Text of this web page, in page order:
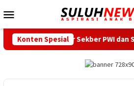
ke
Mobile
Konten Spesial
Kantor Sekber PWI dan SMSI